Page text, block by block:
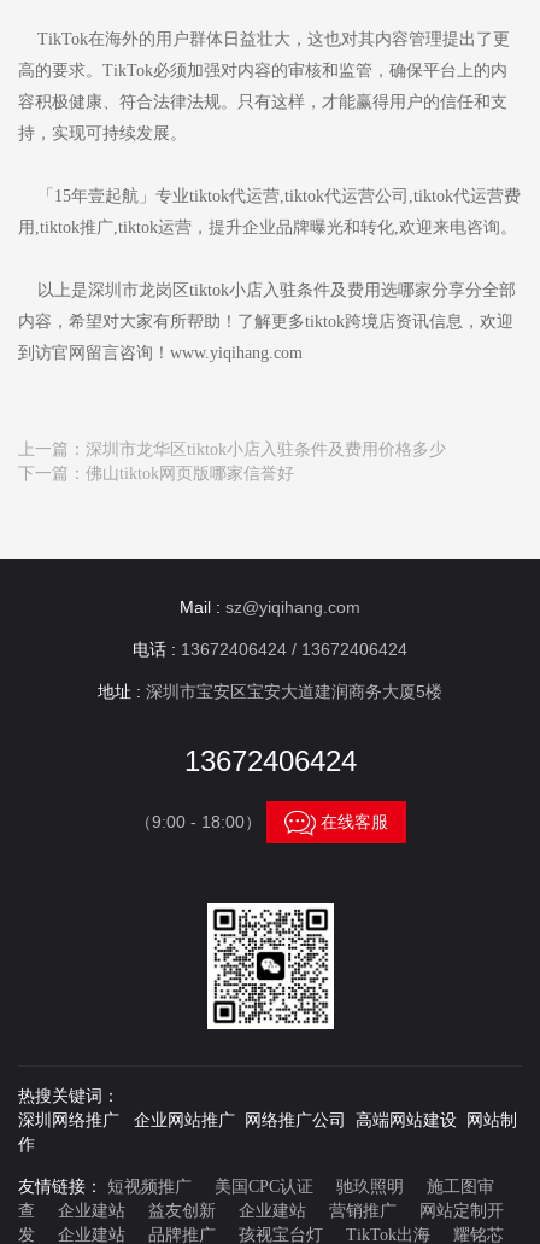
TikTok在海外的用户群体日益壮大，这也对其内容管理提出了更
高的要求。TikTok必须加强对内容的审核和监管，确保平台上的内
容积极健康、符合法律法规。只有这样，才能赢得用户的信任和支
持，实现可持续发展。
「15年壹起航」专业tiktok代运营,tiktok代运营公司,tiktok代运营费
用,tiktok推广,tiktok运营，提升企业品牌曝光和转化,欢迎来电咨询。
以上是深圳市龙岗区tiktok小店入驻条件及费用选哪家分享分全部
内容，希望对大家有所帮助！了解更多tiktok跨境店资讯信息，欢迎
到访官网留言咨询！www.yiqihang.com
上一篇： 深圳市龙华区tiktok小店入驻条件及费用价格多少
下一篇： 佛山tiktok网页版哪家信誉好
Mail : sz@yiqihang.com
电话 : 13672406424 / 13672406424
地址 : 深圳市宝安区宝安大道建润商务大厦5楼
13672406424
（9:00 - 18:00） 在线客服
热搜关键词：
深圳网络推广 企业网站推广 网络推广公司 高端网站建设 网站制
作
友情链接： 短视频推广 美国CPC认证 驰玖照明
施工图审
查
企业建站 益友创新 企业建站 营销推广
网站定制开
发
企业建站 品牌推广 孩视宝台灯 TikTok出海 耀铭芯